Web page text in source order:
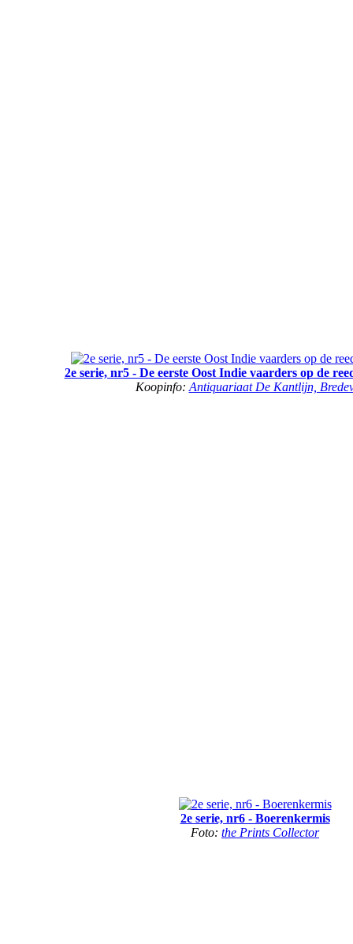
2e serie, nr5 - De eerste Oost Indie vaarders op de
Koopinfo: Antiquariaat De Kantlijn,
2e serie, nr6 - Boerenkermis
Foto: the Prints Collector